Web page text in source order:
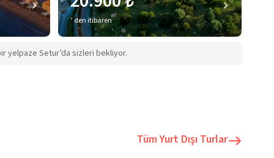
’ den itibaren
yelpaze Setur’da sizleri bekliyor.
Tüm Yurt Dışı Turlar